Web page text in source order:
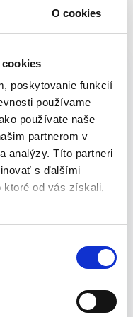
O cookies
poskytovanie funkcií
používame
používate naše
partnerom v
analýzy. Títo partneri
s ďalšími
ktoré od vás získali,
– Yeti |
uchytením
zabudované kolieska
Vám zaistí správne